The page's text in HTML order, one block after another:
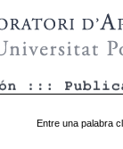
Entre una palabra